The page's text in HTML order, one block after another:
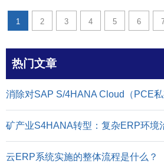
1 2 3 4 5 6
热门文章
消除对SAP S/4HANA Cloud（PCE
矿产业S4HANA转型：复杂ERP环境
云ERP系统实施的整体流程是什么？